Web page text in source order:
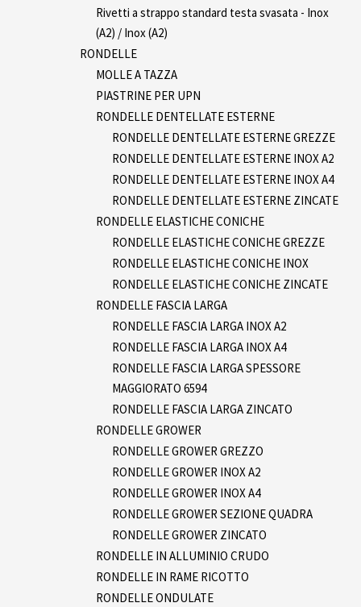
Rivetti a strappo standard testa svasata - Inox
(A2) / Inox (A2)
RONDELLE
MOLLE A TAZZA
PIASTRINE PER UPN
RONDELLE DENTELLATE ESTERNE
RONDELLE DENTELLATE ESTERNE GREZZE
RONDELLE DENTELLATE ESTERNE INOX A2
RONDELLE DENTELLATE ESTERNE INOX A4
RONDELLE DENTELLATE ESTERNE ZINCATE
RONDELLE ELASTICHE CONICHE
RONDELLE ELASTICHE CONICHE GREZZE
RONDELLE ELASTICHE CONICHE INOX
RONDELLE ELASTICHE CONICHE ZINCATE
RONDELLE FASCIA LARGA
RONDELLE FASCIA LARGA INOX A2
RONDELLE FASCIA LARGA INOX A4
RONDELLE FASCIA LARGA SPESSORE
MAGGIORATO 6594
RONDELLE FASCIA LARGA ZINCATO
RONDELLE GROWER
RONDELLE GROWER GREZZO
RONDELLE GROWER INOX A2
RONDELLE GROWER INOX A4
RONDELLE GROWER SEZIONE QUADRA
RONDELLE GROWER ZINCATO
RONDELLE IN ALLUMINIO CRUDO
RONDELLE IN RAME RICOTTO
RONDELLE ONDULATE